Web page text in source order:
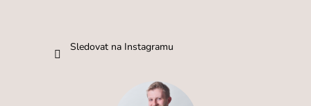
Sledovat na Instagramu